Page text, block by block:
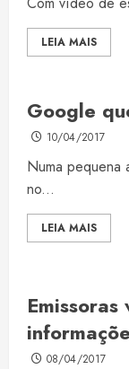
LEIA MAIS
Google
10/04/2017
Numa pequena
no...
LEIA MAIS
08/04/2017